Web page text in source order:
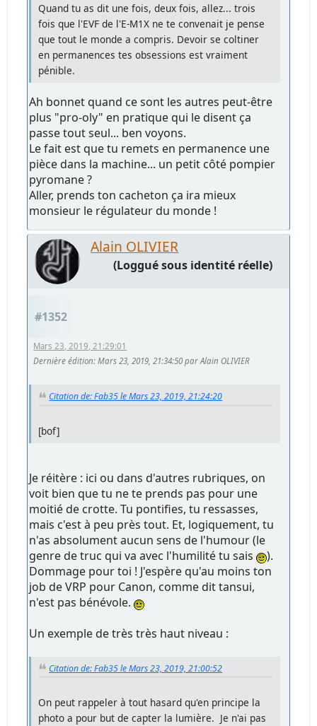
Quand tu as dit une fois, deux fois, allez... trois
fois que l'EVF de l'E-M1X ne te convenait je pense
que tout le monde a compris. Devoir se coltiner
en permanences tes obsessions est vraiment
pénible.
Ah bonnet quand ce sont les autres peut-être
plus "pro-oly" en pratique qui le disent ça
passe tout seul... ben voyons.
Le fait est que tu remets en permanence une
pièce dans la machine... un petit côté pompier
pyromane ?
Aller, prends ton cacheton ça ira mieux
monsieur le régulateur du monde !
Alain OLIVIER
(Loggué sous identité réelle)
#1352
Mars 23, 2019, 21:29:01
Dernière édition: Mars 23, 2019, 21:34:50 par Alain OLIVIER
Citation de: Fab35 le Mars 23, 2019, 21:24:20
[bof]
Je réitère : ici ou dans d'autres rubriques, on
voit bien que tu ne te prends pas pour une
moitié de crotte. Tu pontifies, tu ressasses,
mais c'est à peu près tout. Et, logiquement, tu
n'as absolument aucun sens de l'humour (le
genre de truc qui va avec l'humilité tu sais
).
Dommage pour toi ! J'espère qu'au moins ton
job de VRP pour Canon, comme dit tansui,
n'est pas bénévole.
Un exemple de très très haut niveau :
Citation de: Fab35 le Mars 23, 2019, 21:00:52
On peut rappeler à tout hasard qu'en principe la
photo a pour but de capter la lumière. Je n'ai pas